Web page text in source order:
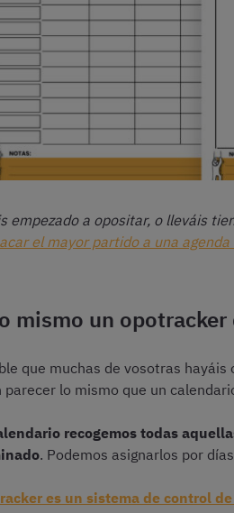
empezado a opositar, o lleváis
el mayor partido a una
mismo un
que muchas de vosotras
parecer lo mismo que un
recogemos todas
. Podemos asignarlos por
es un sistema de control